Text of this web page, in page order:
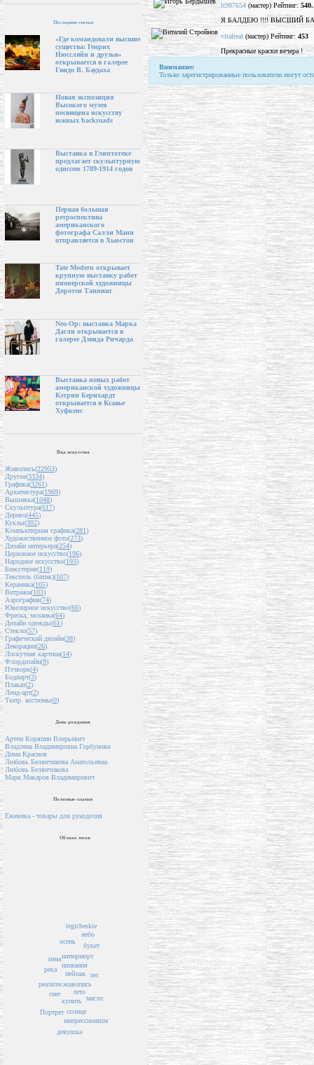
Последние статьи
«Где командовали высшие
существа: Генрих
Нюссляйн и друзья»
открывается в галерее
Гвидо В. Баудаха
Новая экспозиция
Высокого музея
посвящена искусству
южных backroads
Выставка в Глиптотеке
предлагает скульптурную
одиссею 1789-1914 годов
Первая большая
ретроспектива
американского
фотографа Салли Манн
отправляется в Хьюстон
Tate Modern открывает
крупную выставку работ
пионерской художницы
Доротеи Таннинг
Neo-Op: выставка Марка
Дагли открывается в
галерее Дэвида Ричарда
Выставка новых работ
американской художницы
Кэтрин Бернхардт
открывается в Ксавье
Хуфкенс
Вид искусства
Живопись(22953)
Другое(3334)
Графика(3261)
Архитектура(1969)
Вышивка(1048)
Скульптура(617)
Дерево(445)
Куклы(302)
Компьютерная графика(281)
Художественное фото(273)
Дизайн интерьера(254)
Церковное искусство(196)
Народное искусство(193)
Бижутерия(119)
Текстиль (батик)(107)
Керамика(105)
Витражи(103)
Аэрография(74)
Ювелирное искусство(66)
Фреска, мозаика(64)
Дизайн одежды(61)
Стекло(57)
Графический дизайн(38)
Декорации(26)
Лоскутная картина(14)
Флордизайн(9)
Пэчворк(4)
Бодиарт(3)
Плакат(2)
Ленд-арт(2)
Театр. костюмы(0)
День рождения
Артем Коряпин Влерьевич
Владлена Владимировна Горбунова
Дима Краснов
Любовь Белянчикова Анатольевна
Любовь Белянчикова
Марк Макаров Владимирович
Полезные ссылки
Ежевика - товары для рукоделия
Облако тегов
пейзаж
названия
живопись
лето
натюрморт
купить
солнце
лес
зима
осень
букет
масло
река
снег
tegicheskie
реализм
небо
импрессионизм
Портрет
девушка
lt987654 (мастер) Рейтинг:
Я БАЛДЕЮ !!!! ВЫСШИЙ
vitalreal (мастер) Рейтинг: 453
Прекрасные краски вечера !
Внимание:
Только зарегистрированные пользователи могут